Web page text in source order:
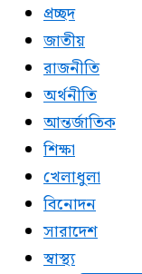
প্রচ্ছদ
জাতীয়
রাজনীতি
অর্থনীতি
আন্তর্জাতিক
শিক্ষা
খেলাধুলা
বিনোদন
সারাদেশ
স্বাস্থ্য